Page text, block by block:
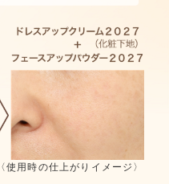
〈使用時の仕上がりイメージ〉